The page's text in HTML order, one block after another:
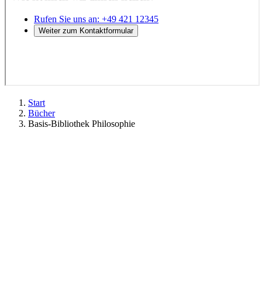
Start
Bücher
Basis-Bibliothek Philosophie